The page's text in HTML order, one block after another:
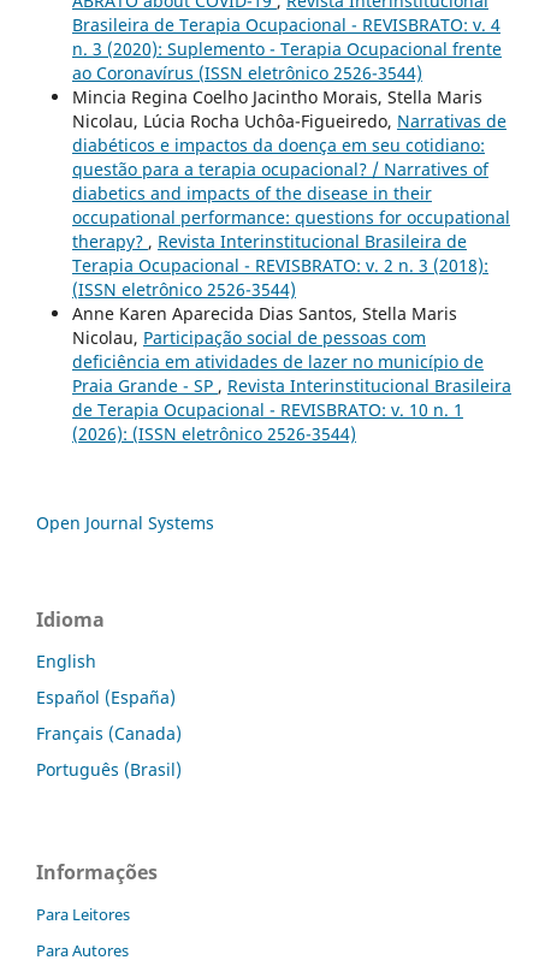
Brasileira de Terapia Ocupacional - REVISBRATO: v. 4
n. 3 (2020): Suplemento - Terapia Ocupacional frente
ao Coronavírus (ISSN eletrônico 2526-3544)
Mincia Regina Coelho Jacintho Morais, Stella Maris
Nicolau, Lúcia Rocha Uchôa-Figueiredo, Narrativas de
diabéticos e impactos da doença em seu cotidiano:
questão para a terapia ocupacional? / Narratives of
diabetics and impacts of the disease in their
occupational performance: questions for occupational
therapy? , Revista Interinstitucional Brasileira de
Terapia Ocupacional - REVISBRATO: v. 2 n. 3 (2018):
(ISSN eletrônico 2526-3544)
Anne Karen Aparecida Dias Santos, Stella Maris
Nicolau, Participação social de pessoas com
deficiência em atividades de lazer no município de
Praia Grande - SP , Revista Interinstitucional Brasileira
de Terapia Ocupacional - REVISBRATO: v. 10 n. 1
(2026): (ISSN eletrônico 2526-3544)
Open Journal Systems
Idioma
English
Español (España)
Français (Canada)
Português (Brasil)
Informações
Para Leitores
Para Autores